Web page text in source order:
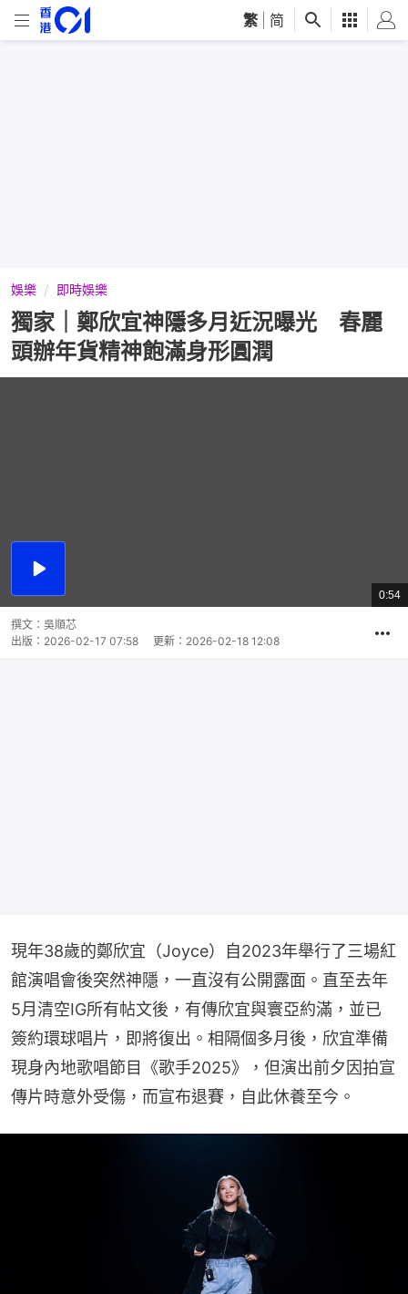
繁 简
娛樂 即時娛樂
獨家｜鄭欣宜神隱多月近況曝光 春麗
頭辦年貨精神飽滿身形圓潤
播
總
共
0:54
撰文： 吳順芯
出版： 2026-02-17 07:58 更新： 2026-02-18 12:08
現年38歲的鄭欣宜（Joyce）自2023年舉行了三場紅
館演唱會後突然神隱，一直沒有公開露面。直至去年
5月清空IG所有帖文後，有傳欣宜與寰亞約滿，並已
簽約環球唱片，即將復出。相隔個多月後，欣宜準備
現身內地歌唱節目《歌手2025》，但演出前夕因拍宣
傳片時意外受傷，而宣布退賽，自此休養至今。